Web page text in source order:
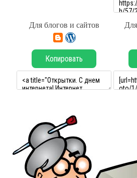
Для блогов и сайтов
Копировать